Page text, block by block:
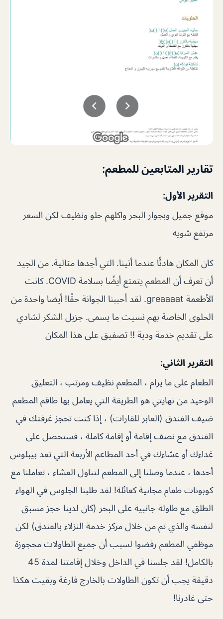
تقارير المتابعين للمطعم:
التقرير الأول:
موقع جميل وبجوار البحر واكلهم حلو ونظيف لكن السعر
مرتفع شويه
كان المكان هادئًا عندما أتينا. التي أجدها مثالية. من الجيد
أن تعرف أن المطعم يتمتع أيضًا بسلامة COVID. كانت
الأطعمة greaaaat. لقد أحببنا الجوانة حقًا! أيضا واحدة من
الحلوى الخاصة بهم نسيت ما يسمى. جزيل الشكر لشادي
على تقديم خدمة ودية !! تصفيق على هذا المكان
التقرير الثاني:
الطعام على ما يرام ، المطعم نظيف ومرتب ، التعليق
الوحيد من نهايتي هو الطريقة التي يعامل بها طاقم المطعم
ضيف الفندق (العابر للقارات) ، إذا كنت تحجز غرفتك في
الفندق مع نصف إقامة أو إقامة كاملة ، فستحصل على
غداءك أو عشاءك في أحد المطاعم الأربعة التي تعد بيبلوس
أحدها ، عندما وصلنا إلى المطعم لتناول العشاء ، تعاملنا مع
كوبونات طعام مجانية كعائلة! لقد طلبنا الجلوس في الهواء
الطلق مع طاولة جانبية على البحر (كان لدينا حجز مسبق
لنفسه والذي تم من خلال مركز خدمة النزلاء بالفندق) لكن
موظفي المطعم رفضوا لسبب أن جميع الطاولات محجوزة
بالكامل! لقد جلسنا في الداخل وخلال إقامتنا لمدة 45
دقيقة يجب أن تكون الطاولات بالخارج فارغة وبقيت هكذا
حتى غادرنا!